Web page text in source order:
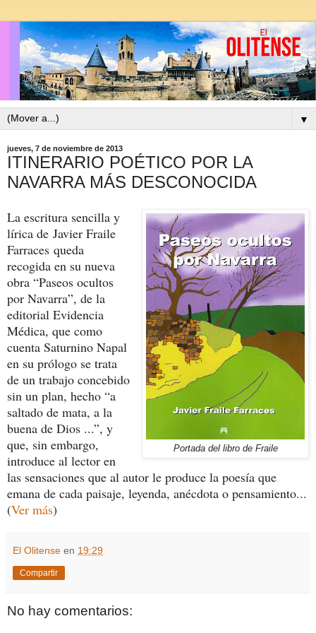
▼
jueves, 7 de noviembre de 2013
ITINERARIO POÉTICO POR LA
NAVARRA MÁS DESCONOCIDA
Portada del libro de Fraile
La escritura sencilla y
lírica de Javier Fraile
Farraces queda
recogida en su nueva
obra “Paseos ocultos
por Navarra”, de la
editorial Evidencia
Médica, que como
cuenta Saturnino Napal
en su prólogo se trata
de un trabajo concebido
sin un plan, hecho “a
saltado de mata, a la
buena de Dios ...”, y
que, sin embargo,
introduce al lector en
las sensaciones que al autor le produce la poesía que
emana de cada paisaje, leyenda, anécdota o pensamiento...
(Ver más)
El Olitense en 19:29
Compartir
No hay comentarios: